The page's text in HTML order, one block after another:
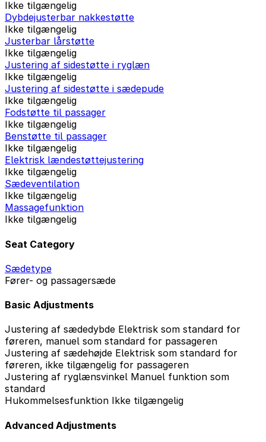
Ikke tilgængelig
Dybdejusterbar nakkestøtte
Ikke tilgængelig
Justerbar lårstøtte
Ikke tilgængelig
Justering af sidestøtte i ryglæn
Ikke tilgængelig
Justering af sidestøtte i sædepude
Ikke tilgængelig
Fodstøtte til passager
Ikke tilgængelig
Benstøtte til passager
Ikke tilgængelig
Elektrisk lændestøttejustering
Ikke tilgængelig
Sædeventilation
Ikke tilgængelig
Massagefunktion
Ikke tilgængelig
Seat Category
Sædetype
Fører- og passagersæde
Basic Adjustments
Justering af sædedybde Elektrisk som standard for
føreren, manuel som standard for passageren
Justering af sædehøjde Elektrisk som standard for
føreren, ikke tilgængelig for passageren
Justering af ryglænsvinkel Manuel funktion som
standard
Hukommelsesfunktion Ikke tilgængelig
Advanced Adjustments